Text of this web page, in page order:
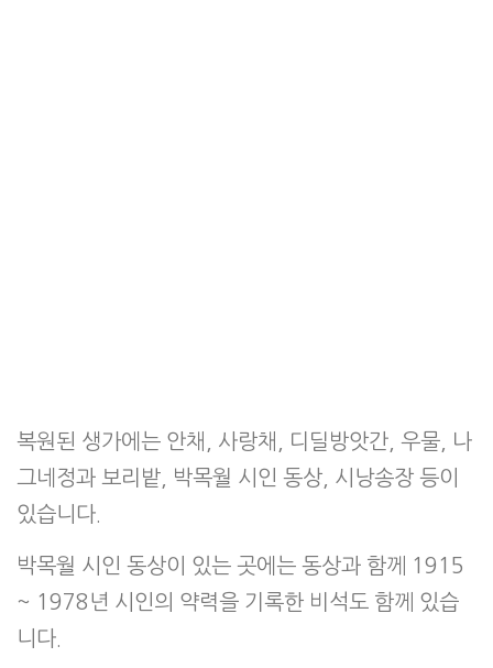
복원된 생가에는 안채, 사랑채, 디딜방앗간, 우물, 나
그네정과 보리밭, 박목월 시인 동상, 시낭송장 등이
있습니다.
박목월 시인 동상이 있는 곳에는 동상과 함께 1915
~ 1978년 시인의 약력을 기록한 비석도 함께 있습
니다.